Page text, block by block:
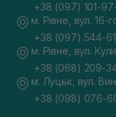
+38 (097) 101-
м. Рівне, вул. 16-
+38 (097) 544-
м. Рівне, вул.
+38 (068) 209-
м. Луцьк, вул.
+38 (098) 076-